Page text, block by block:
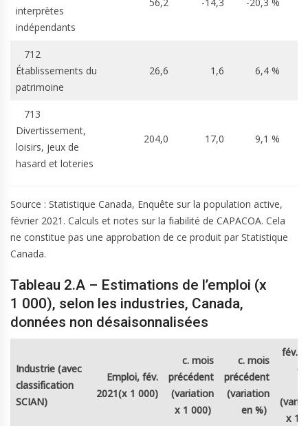
interprètes
indépendants
56,2 -14,3 -20,3 %
712
Établissements du
patrimoine
26,6 1,6 6,4 %
713
Divertissement,
loisirs, jeux de
hasard et loteries
204,0 17,0 9,1 %
Source : Statistique Canada, Enquête sur la population active,
février 2021. Calculs et notes sur la fiabilité de CAPACOA. Cela
ne constitue pas une approbation de ce produit par Statistique
Canada.
Tableau 2.A – Estimations de l’emploi (x
1 000), selon les industries, Canada,
données non désaisonnalisées
Industrie (avec
classification
SCIAN)
Emploi, fév.
2021(x 1 000)
c. mois
précédent
(variation
x 1 000)
c. mois
précédent
(variation
en %)
fév.
c.
x 1